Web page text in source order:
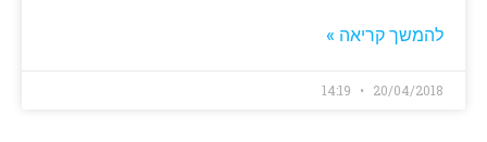
להמשך קריאה »
20/04/2018